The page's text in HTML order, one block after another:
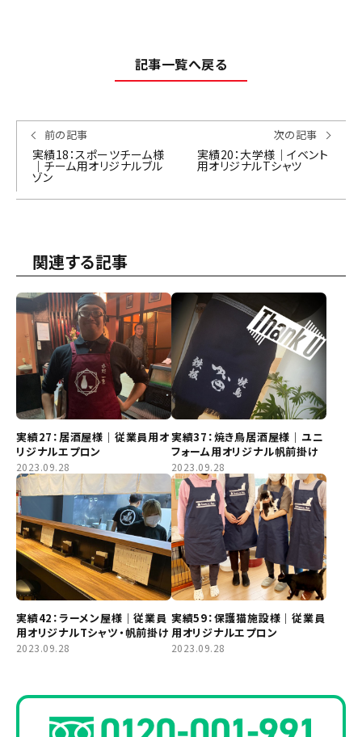
記事一覧へ戻る
前の記事
実績18：スポーツチーム様
｜チーム用オリジナルブル
ゾン
次の記事
実績20：大学様｜イベント
用オリジナルTシャツ
関連する記事
実績27：居酒屋様｜従業員用オ
リジナルエプロン
2023.09.28
実績37：焼き鳥居酒屋様｜ユニ
フォーム用オリジナル帆前掛け
2023.09.28
実績42：ラーメン屋様｜従業員
用オリジナルTシャツ・帆前掛け
2023.09.28
実績59：保護猫施設様｜従業員
用オリジナルエプロン
2023.09.28